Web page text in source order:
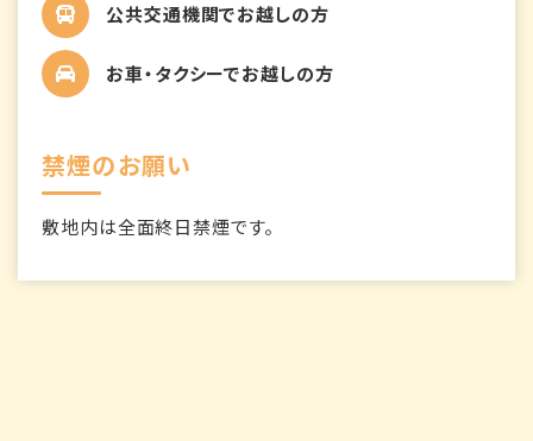
公共交通機関でお越しの方
お車・タクシーでお越しの方
禁煙のお願い
敷地内は全面終日禁煙です。